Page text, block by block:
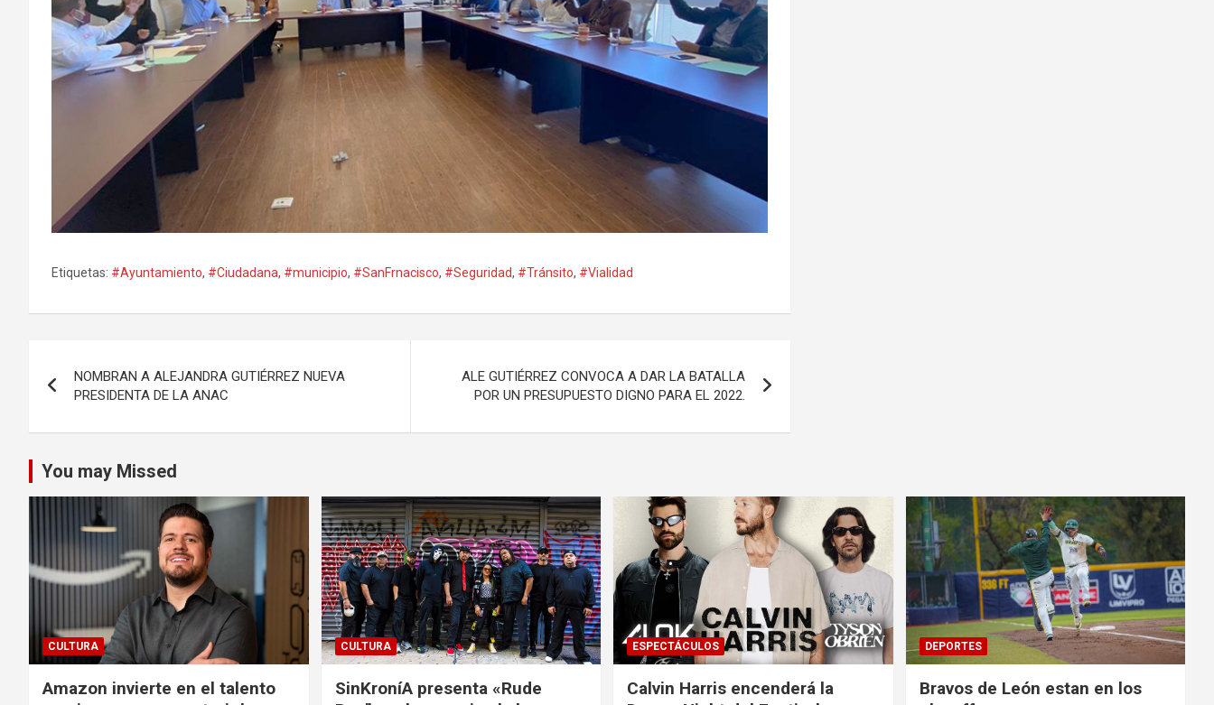
Etiquetas: #Ayuntamiento, #Ciudadana, #municipio, #SanFrnacisco, #Seguridad, #Tránsito, #Vialidad
de
entradas
NOMBRAN A ALEJANDRA GUTIÉRREZ NUEVA
PRESIDENTA DE LA ANAC
ALE GUTIÉRREZ CONVOCA A DAR LA BATALLA
POR UN PRESUPUESTO DIGNO PARA EL 2022.
You may Missed
CULTURA
Amazon invierte en el talento
CULTURA
SinKroníA presenta «Rude
ESPECTÁCULOS
Calvin Harris encenderá la
DEPORTES
Bravos de León estan en los